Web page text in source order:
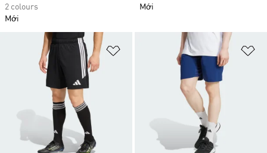
2 colours
Mới
Mới
Add to Wishlist